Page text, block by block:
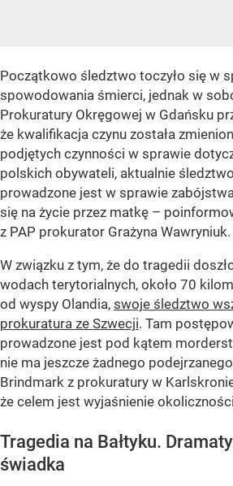
Początkowo śledztwo toczyło się w
spowodowania śmierci, jednak w
Prokuratury Okręgowej w Gdańsku
że kwalifikacja czynu została
podjętych czynności w sprawie
polskich obywateli, aktualnie
prowadzone jest w sprawie
się na życie przez matkę –
z PAP prokurator Grażyna Wawryniuk.
W związku z tym, że do tragedii
wodach terytorialnych, około 70
od wyspy Olandia, swoje śledztwo
prokuratura ze Szwecji. Tam
prowadzone jest pod kątem
nie ma jeszcze żadnego
Brindmark z prokuratury w
że celem jest wyjaśnienie
Tragedia na Bałtyku.
świadka